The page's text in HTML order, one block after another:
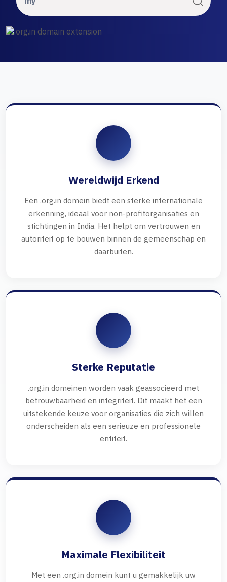
Wereldwijd Erkend
Een .org.in domein biedt een sterke internationale
erkenning, ideaal voor non-profitorganisaties en
stichtingen in India. Het helpt om vertrouwen en
autoriteit op te bouwen binnen de gemeenschap en
daarbuiten.
Sterke Reputatie
.org.in domeinen worden vaak geassocieerd met
betrouwbaarheid en integriteit. Dit maakt het een
uitstekende keuze voor organisaties die zich willen
onderscheiden als een serieuze en professionele
entiteit.
Maximale Flexibiliteit
Met een .org.in domein kunt u gemakkelijk uw